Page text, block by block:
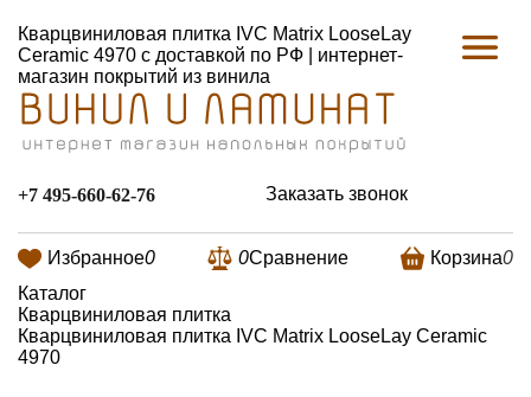
Кварцвиниловая плитка IVC Matrix LooseLay
Ceramic 4970 с доставкой по РФ | интернет-
магазин покрытий из винила
+7 495-660-62-76 Заказать звонок
Избранное0 0Сравнение Корзина0
Каталог
Кварцвиниловая плитка
Кварцвиниловая плитка IVC Matrix LooseLay Ceramic
4970